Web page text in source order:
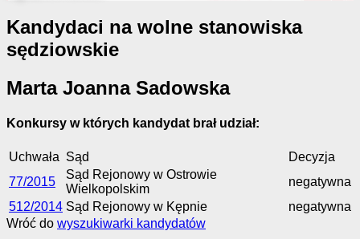
Kandydaci na wolne stanowiska
sędziowskie
Marta Joanna Sadowska
Konkursy w których kandydat brał udział:
Uchwała Sąd
Decyzja
77/2015
Sąd Rejonowy w Ostrowie
Wielkopolskim
negatywna
512/2014 Sąd Rejonowy w Kępnie
negatywna
Wróć do wyszukiwarki kandydatów